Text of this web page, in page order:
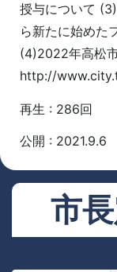
授与について
ら新たに始めた
(4)2022年高松
http://
再生 : 286回
公開 : 2021.9.6
市